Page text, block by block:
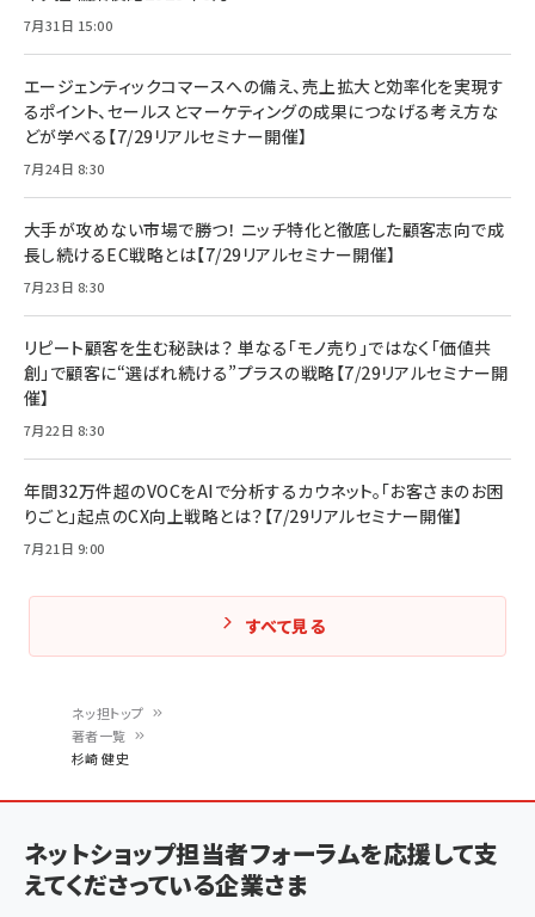
ン
く
ず
ネッ担トップ
著者一覧
杉崎 健史
7月31日 15:00
エージェンティックコマースへの備え、売上拡大と効率化を実現す
るポイント、セールスとマーケティングの成果につなげる考え方な
どが学べる【7/29リアルセミナー開催】
7月24日 8:30
大手が攻めない市場で勝つ！ ニッチ特化と徹底した顧客志向で成
長し続けるEC戦略とは【7/29リアルセミナー開催】
7月23日 8:30
リピート顧客を生む秘訣は？ 単なる「モノ売り」ではなく「価値共
創」で顧客に“選ばれ続ける”プラスの戦略【7/29リアルセミナー開
催】
7月22日 8:30
年間32万件超のVOCをAIで分析するカウネット。「お客さまのお困
りごと」起点のCX向上戦略とは？【7/29リアルセミナー開催】
7月21日 9:00
すべて見る
ネットショップ担当者フォーラムを応援して支
えてくださっている企業さま